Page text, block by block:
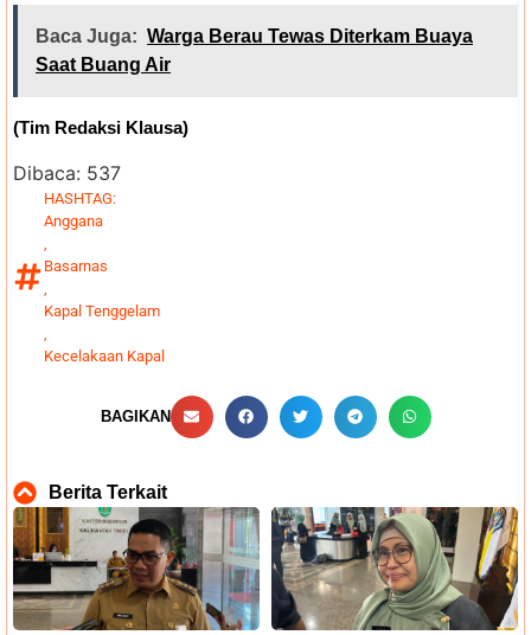
Baca Juga: Warga Berau Tewas Diterkam Buaya
Saat Buang Air
(Tim Redaksi Klausa)
Dibaca: 537
HASHTAG:
Anggana
Basarnas
Kapal Tenggelam
Kecelakaan Kapal
BAGIKAN
Berita Terkait